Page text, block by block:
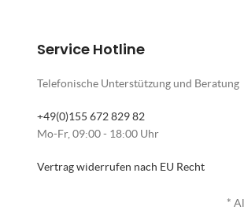
Service Hotline
Telefonische Unterstützung und Beratung
+49(0)155 672 829 82
Mo-Fr, 09:00 - 18:00 Uhr
Vertrag widerrufen nach EU Recht
*